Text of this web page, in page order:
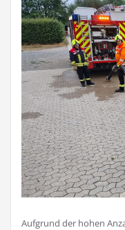
Aufgrund der hohen